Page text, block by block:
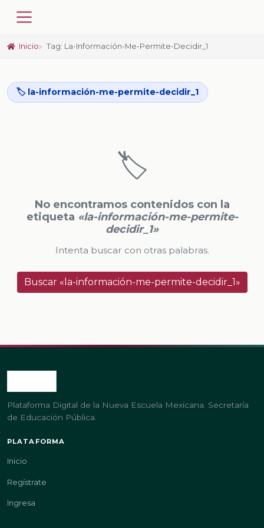
Inicio Tag: La-Información-Me-Permite-Decidir_1
🏷️ la-información-me-permite-decidir_1
🏷️
No encontramos contenidos con la
etiqueta «la-información-me-permite-
decidir_1»
Intenta buscar con otras palabras.
Buscar «la-información-me-permite-decidir_1»
Plataforma Digital de la Nueva Escuela Mexicana. Secretaría
de Educación Pública.
PLATAFORMA
Inicio
Regístrate
Ingresa